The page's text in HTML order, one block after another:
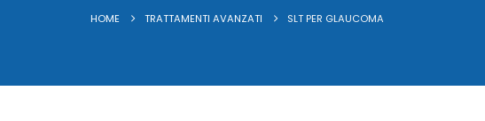
HOME TRATTAMENTI AVANZATI SLT PER GLAUCOMA